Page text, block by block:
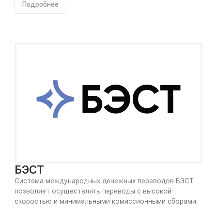
Подробнее
БЭСТ
Система международных денежных переводов БЭСТ
позволяет осуществлять переводы с высокой
скоростью и минимальными комиссионными сборами.